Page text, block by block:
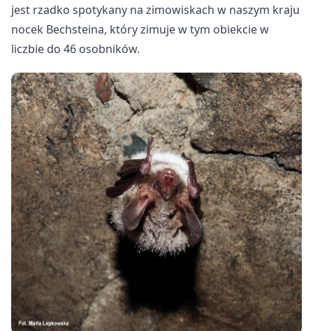
jest rzadko spotykany na zimowiskach w naszym kraju
nocek Bechsteina, który zimuje w tym obiekcie w
liczbie do 46 osobników.